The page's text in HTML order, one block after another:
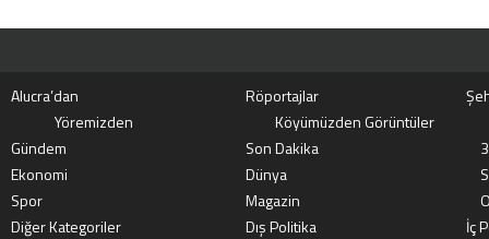
Alucra’dan Röportajlar
Yöremizden
Köyümüzden Görüntüler
Gündem
Son Dakika
Ekonomi
Dünya
Spor
Magazin
Diğer Kategoriler
Dış Politika
İç